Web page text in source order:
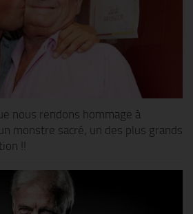
nous rendons hommage à
monstre sacré, un des plus grands
!!